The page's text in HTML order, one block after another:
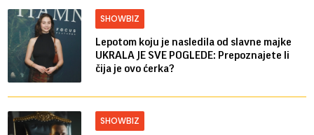
SHOWBIZ
Lepotom koju je nasledila od slavne majke
UKRALA JE SVE POGLEDE: Prepoznajete li
čija je ovo ćerka?
SHOWBIZ